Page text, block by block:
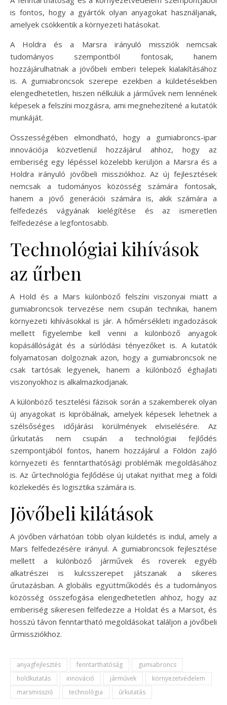
is fontos, hogy a gyártók olyan anyagokat használjanak,
amelyek csökkentik a környezeti hatásokat.
A Holdra és a Marsra irányuló missziók nemcsak
tudományos szempontból fontosak, hanem
hozzájárulhatnak a jövőbeli emberi telepek kialakításához
is. A gumiabroncsok szerepe ezekben a küldetésekben
elengedhetetlen, hiszen nélkülük a járművek nem lennének
képesek a felszíni mozgásra, ami megnehezítené a kutatók
munkáját.
Összességében elmondható, hogy a gumiabroncs-ipar
innovációja közvetlenül hozzájárul ahhoz, hogy az
emberiség egy lépéssel közelebb kerüljön a Marsra és a
Holdra irányuló jövőbeli missziókhoz. Az új fejlesztések
nemcsak a tudományos közösség számára fontosak,
hanem a jövő generációi számára is, akik számára a
felfedezés vágyának kielégítése és az ismeretlen
felfedezése a legfontosabb.
Technológiai kihívások
az űrben
A Hold és a Mars különböző felszíni viszonyai miatt a
gumiabroncsok tervezése nem csupán technikai, hanem
környezeti kihívásokkal is jár. A hőmérsékleti ingadozások
mellett figyelembe kell venni a különböző anyagok
kopásállóságát és a súrlódási tényezőket is. A kutatók
folyamatosan dolgoznak azon, hogy a gumiabroncsok ne
csak tartósak legyenek, hanem a különböző éghajlati
viszonyokhoz is alkalmazkodjanak.
A különböző tesztelési fázisok során a szakemberek olyan
új anyagokat is kipróbálnak, amelyek képesek lehetnek a
szélsőséges időjárási körülmények elviselésére. Az
űrkutatás nem csupán a technológiai fejlődés
szempontjából fontos, hanem hozzájárul a Földön zajló
környezeti és fenntarthatósági problémák megoldásához
is. Az űrtechnológia fejlődése új utakat nyithat meg a földi
közlekedés és logisztika számára is.
Jövőbeli kilátások
A jövőben várhatóan több olyan küldetés is indul, amely a
Mars felfedezésére irányul. A gumiabroncsok fejlesztése
mellett a különböző járművek és roverek egyéb
alkatrészei is kulcsszerepet játszanak a sikeres
űrutazásban. A globális együttműködés és a tudományos
közösség összefogása elengedhetetlen ahhoz, hogy az
emberiség sikeresen felfedezze a Holdat és a Marsot, és
hosszú távon fenntartható megoldásokat találjon a jövőbeli
űrmissziókhoz.
anyagfejlesztés fenntarthatóság
gumiabroncs
holdkutatás
innováció járművek
környezetvédelem
marsmisszió
technológia űrkutatás